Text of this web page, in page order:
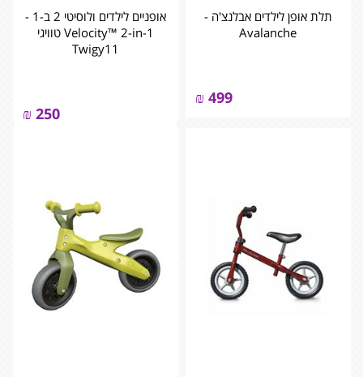
תלת אופן לילדים אבלנצ'ה -
Avalanche
499
₪
אופניים לילדים ולוסיטי 2 ב-1 -
Velocity™ 2-in-1 טוויגי
Twigy11
250
₪